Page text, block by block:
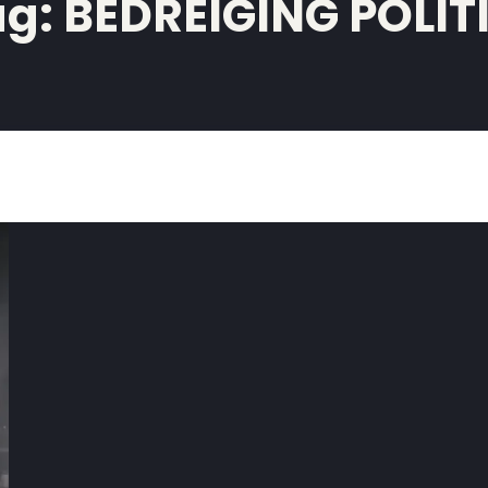
BEDREIGING